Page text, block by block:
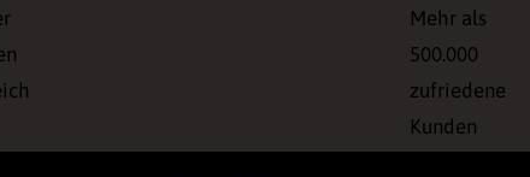
Mehr als
500.000
zufriedene
Kunden